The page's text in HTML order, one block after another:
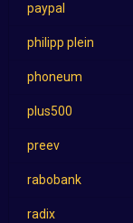
paypal
philipp plein
phoneum
plus500
preev
rabobank
radix